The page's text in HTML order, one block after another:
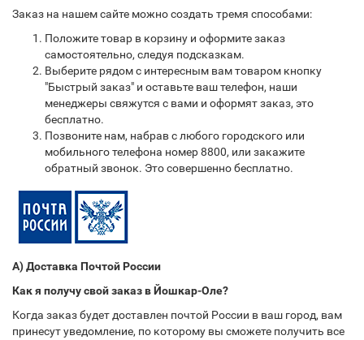
Заказ на нашем сайте можно создать тремя способами:
Положите товар в корзину и оформите заказ
самостоятельно, следуя подсказкам.
Выберите рядом с интересным вам товаром кнопку
"Быстрый заказ" и оставьте ваш телефон, наши
менеджеры свяжутся с вами и оформят заказ, это
бесплатно.
Позвоните нам, набрав с любого городского или
мобильного телефона номер 8800, или закажите
обратный звонок. Это совершенно бесплатно.
А) Доставка Почтой России
Как я получу свой заказ в Йошкар-Оле?
Когда заказ будет доставлен почтой России в ваш город, вам
принесут уведомление, по которому вы сможете получить все